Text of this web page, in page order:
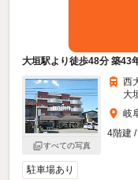
大垣駅より徒歩48分 築43
すべての写真
西
大
岐
4階建
駐車場あり